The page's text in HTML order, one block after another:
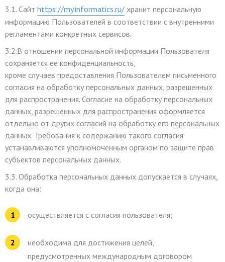
3.1. Сайт https://my.informatics.ru/ хранит персональную
информацию Пользователей в соответствии с внутренними
регламентами конкретных сервисов.
3.2.В отношении персональной информации Пользователя
сохраняется ее конфиденциальность,
кроме случаев предоставления Пользователем письменного
согласия на обработку персональных данных, разрешенных
для распространения. Согласие на обработку персональных
данных, разрешенных для распространения оформляется
отдельно от других согласий на обработку его персональных
данных. Требования к содержанию такого согласия
устанавливаются уполномоченным органом по защите прав
субъектов персональных данных.
3.3. Обработка персональных данных допускается в случаях,
когда она:
осуществляется с согласия пользователя;
необходима для достижения целей,
предусмотренных международным договором